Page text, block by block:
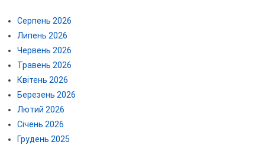
Серпень 2026
Липень 2026
Червень 2026
Травень 2026
Квітень 2026
Березень 2026
Лютий 2026
Січень 2026
Грудень 2025